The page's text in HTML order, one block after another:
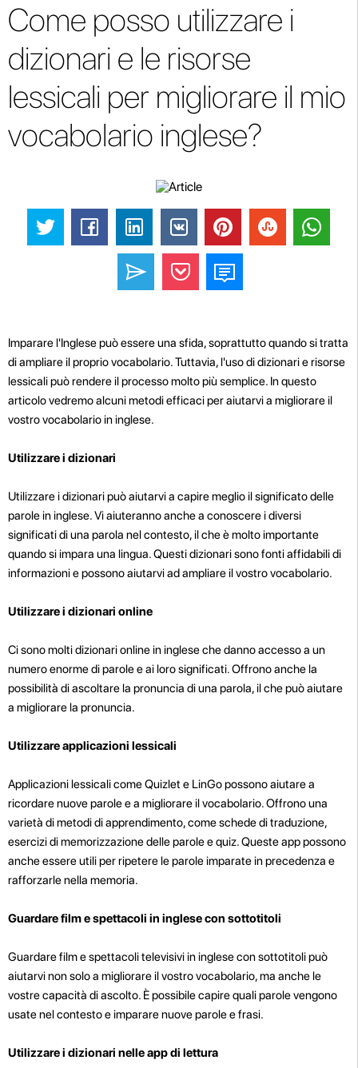
Come posso utilizzare i
dizionari e le risorse
lessicali per migliorare il mio
vocabolario inglese?
Imparare l'Inglese può essere una sfida, soprattutto quando si tratta
di ampliare il proprio vocabolario. Tuttavia, l'uso di dizionari e risorse
lessicali può rendere il processo molto più semplice. In questo
articolo vedremo alcuni metodi efficaci per aiutarvi a migliorare il
vostro vocabolario in inglese.
Utilizzare i dizionari
Utilizzare i dizionari può aiutarvi a capire meglio il significato delle
parole in inglese. Vi aiuteranno anche a conoscere i diversi
significati di una parola nel contesto, il che è molto importante
quando si impara una lingua. Questi dizionari sono fonti affidabili di
informazioni e possono aiutarvi ad ampliare il vostro vocabolario.
Utilizzare i dizionari online
Ci sono molti dizionari online in inglese che danno accesso a un
numero enorme di parole e ai loro significati. Offrono anche la
possibilità di ascoltare la pronuncia di una parola, il che può aiutare
a migliorare la pronuncia.
Utilizzare applicazioni lessicali
Applicazioni lessicali come Quizlet e LinGo possono aiutare a
ricordare nuove parole e a migliorare il vocabolario. Offrono una
varietà di metodi di apprendimento, come schede di traduzione,
esercizi di memorizzazione delle parole e quiz. Queste app possono
anche essere utili per ripetere le parole imparate in precedenza e
rafforzarle nella memoria.
Guardare film e spettacoli in inglese con sottotitoli
Guardare film e spettacoli televisivi in inglese con sottotitoli può
aiutarvi non solo a migliorare il vostro vocabolario, ma anche le
vostre capacità di ascolto. È possibile capire quali parole vengono
usate nel contesto e imparare nuove parole e frasi.
Utilizzare i dizionari nelle app di lettura